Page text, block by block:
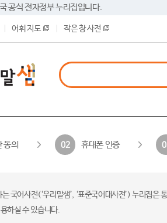
공식 전자정부 누리집입니다.
어휘 지도 작은 창 사전
동의 02 휴대폰 인증
국어사전(‘우리말샘’, ‘표준국어대사전’) 누리집
하실 수 있습니다.